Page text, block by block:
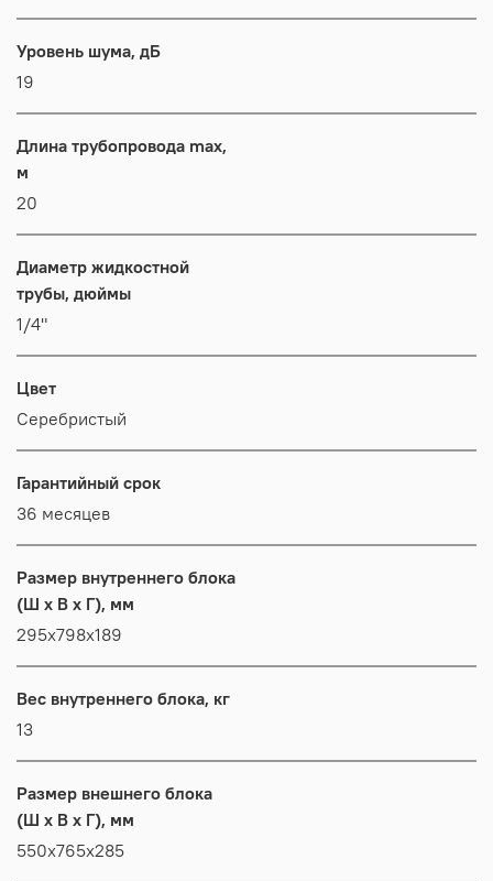
Уровень шума, дБ
19
Длина трубопровода max,
м
20
Диаметр жидкостной
трубы, дюймы
1/4"
Цвет
Серебристый
Гарантийный срок
36 месяцев
Размер внутреннего блока
(Ш x В x Г), мм
295x798x189
Вес внутреннего блока, кг
13
Размер внешнего блока
(Ш x В x Г), мм
550x765x285